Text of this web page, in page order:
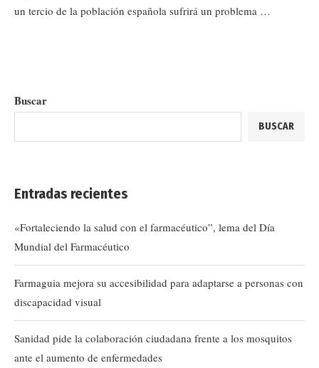
un tercio de la población española sufrirá un problema …
Buscar
BUSCAR
Entradas recientes
«Fortaleciendo la salud con el farmacéutico”, lema del Día
Mundial del Farmacéutico
Farmaguia mejora su accesibilidad para adaptarse a personas con
discapacidad visual
Sanidad pide la colaboración ciudadana frente a los mosquitos
ante el aumento de enfermedades